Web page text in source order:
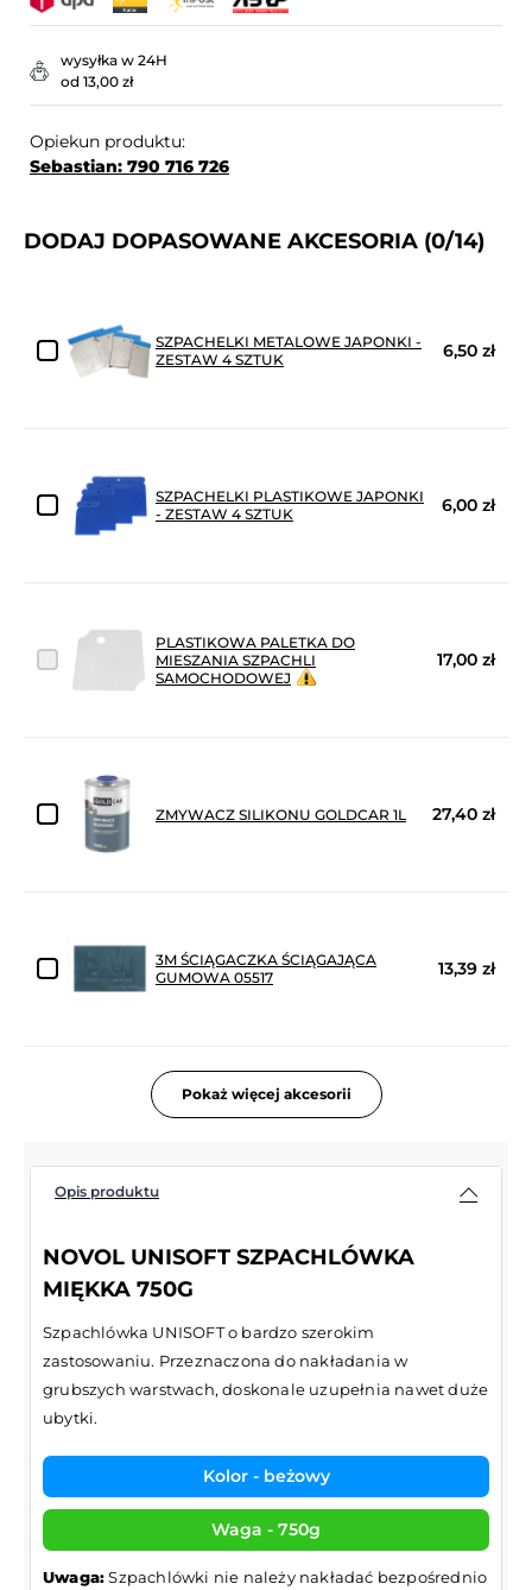
wysyłka w 24H
od 13,00 zł
Opiekun produktu:
Sebastian: 790 716 726
DODAJ DOPASOWANE AKCESORIA (0/14)
SZPACHELKI METALOWE JAPONKI -
ZESTAW 4 SZTUK
6,50 zł
SZPACHELKI PLASTIKOWE JAPONKI
- ZESTAW 4 SZTUK
6,00 zł
PLASTIKOWA PALETKA DO
MIESZANIA SZPACHLI
SAMOCHODOWEJ
17,00 zł
ZMYWACZ SILIKONU GOLDCAR 1L 27,40 zł
3M ŚCIĄGACZKA ŚCIĄGAJĄCA
GUMOWA 05517
13,39 zł
Pokaż więcej akcesorii
Opis produktu
NOVOL UNISOFT SZPACHLÓWKA
MIĘKKA 750G
Szpachlówka UNISOFT o bardzo szerokim
zastosowaniu. Przeznaczona do nakładania w
grubszych warstwach, doskonale uzupełnia nawet duże
ubytki.
Kolor - beżowy
Waga - 750g
Uwaga:Szpachlówki nie należy nakładać bezpośrednio